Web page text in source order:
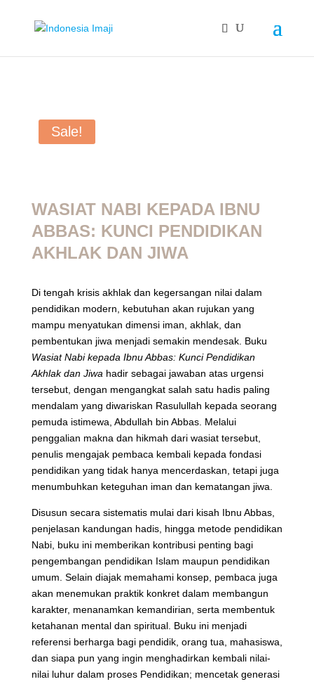
Sale!
WASIAT NABI KEPADA IBNU
ABBAS: KUNCI PENDIDIKAN
AKHLAK DAN JIWA
Di tengah krisis akhlak dan kegersangan nilai dalam
pendidikan modern, kebutuhan akan rujukan yang
mampu menyatukan dimensi iman, akhlak, dan
pembentukan jiwa menjadi semakin mendesak. Buku
Wasiat Nabi kepada Ibnu Abbas: Kunci Pendidikan
Akhlak dan Jiwa hadir sebagai jawaban atas urgensi
tersebut, dengan mengangkat salah satu hadis paling
mendalam yang diwariskan Rasulullah kepada seorang
pemuda istimewa, Abdullah bin Abbas. Melalui
penggalian makna dan hikmah dari wasiat tersebut,
penulis mengajak pembaca kembali kepada fondasi
pendidikan yang tidak hanya mencerdaskan, tetapi juga
menumbuhkan keteguhan iman dan kematangan jiwa.
Disusun secara sistematis mulai dari kisah Ibnu Abbas,
penjelasan kandungan hadis, hingga metode pendidikan
Nabi, buku ini memberikan kontribusi penting bagi
pengembangan pendidikan Islam maupun pendidikan
umum. Selain diajak memahami konsep, pembaca juga
akan menemukan praktik konkret dalam membangun
karakter, menanamkan kemandirian, serta membentuk
ketahanan mental dan spiritual. Buku ini menjadi
referensi berharga bagi pendidik, orang tua, mahasiswa,
dan siapa pun yang ingin menghadirkan kembali nilai-
nilai luhur dalam proses Pendidikan; mencetak generasi